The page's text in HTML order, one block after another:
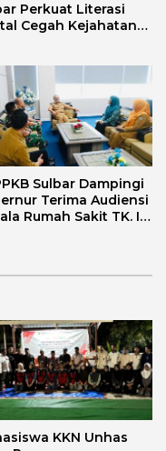
Perkuat Literasi
Cegah Kejahatan
Sulbar Dampingi
Terima Audiensi
Rumah Sakit TK. III
KKN Unhas